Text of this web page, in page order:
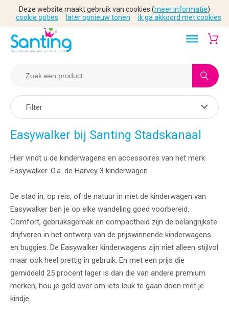
Filter
Easywalker bij Santing Stadskanaal
Hier vindt u de kinderwagens en accessoires van het merk
Easywalker. O.a. de Harvey 3 kinderwagen.
De stad in, op reis, of de natuur in met de kinderwagen van
Easywalker ben je op elke wandeling goed voorbereid.
Comfort, gebruiksgemak en compactheid zijn de belangrijkste
drijfveren in het ontwerp van de prijswinnende kinderwagens
en buggies. De Easywalker kinderwagens zijn niet alleen stijlvol
maar ook heel prettig in gebruik. En met een prijs die
gemiddeld 25 procent lager is dan die van andere premium
merken, hou je geld over om iets leuk te gaan doen met je
kindje.
Deze website maakt gebruik van cookies (meer informatie)
cookie opties
later opnieuw tonen ik ga akkoord met cookies